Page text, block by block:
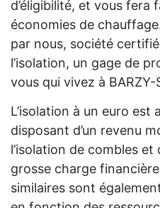
d’éligibilité, et vous fera
économies de
par nous, société
l’isolation, un gage de
vous qui vivez à
L’isolation à un euro est
disposant d’un revenu
l’isolation de combles
grosse charge
similaires sont